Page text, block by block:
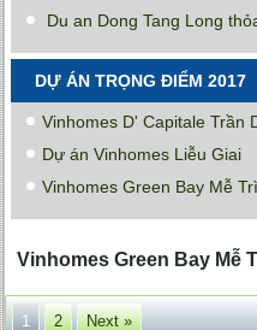
Du an Dong Tang Long
DỰ ÁN TRỌNG ĐIỂM 2017
Vinhomes D' Capitale Trần
Dự án Vinhomes Liễu Giai
Vinhomes Green Bay Mễ Trì
Vinhomes Green Bay Mễ
1 2 Next »